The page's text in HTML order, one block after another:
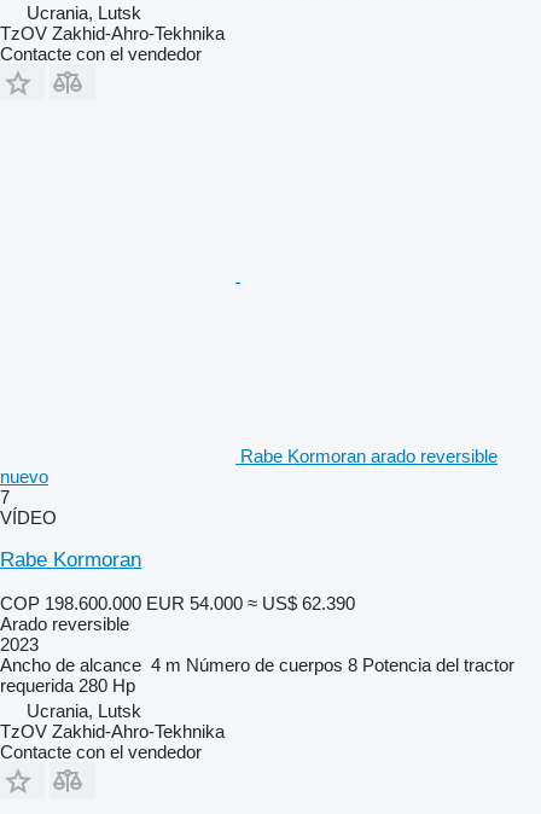
Ucrania, Lutsk
TzOV Zakhid-Ahro-Tekhnika
Contacte con el vendedor
Rabe Kormoran arado reversible
nuevo
7
VÍDEO
Rabe Kormoran
COP 198.600.000 EUR 54.000 ≈ US$ 62.390
Arado reversible
2023
Ancho de alcance 4 m Número de cuerpos 8 Potencia del tractor
requerida 280 Hp
Ucrania, Lutsk
TzOV Zakhid-Ahro-Tekhnika
Contacte con el vendedor